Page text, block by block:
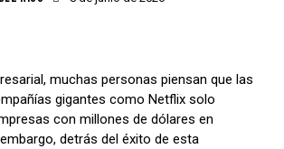
muchas personas piensan que las
gigantes como Netflix solo
con millones de dólares en
detrás del éxito de esta